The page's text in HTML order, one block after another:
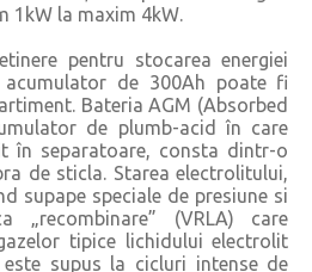
1kW la maxim 4kW.
pentru stocarea energiei
acumulator de 300Ah poate fi
Bateria AGM (Absorbed
de plumb-acid în care
în separatoare, consta dintr-o
de sticla. Starea electrolitului,
supape speciale de presiune si
„recombinare” (VRLA) care
tipice lichidului electrolit
supus la cicluri intense de